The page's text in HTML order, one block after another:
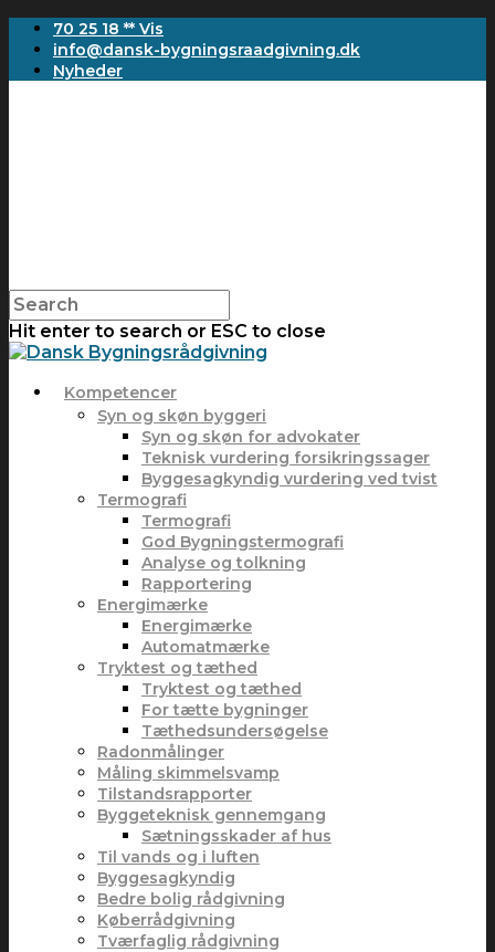
70 25 18 ** Vis
info@dansk-bygningsraadgivning.dk
Nyheder
Hit enter to search or ESC to close
Kompetencer
Syn og skøn byggeri
Syn og skøn for advokater
Teknisk vurdering forsikringssager
Byggesagkyndig vurdering ved tvist
Termografi
Termografi
God Bygningstermografi
Analyse og tolkning
Rapportering
Energimærke
Energimærke
Automatmærke
Tryktest og tæthed
Tryktest og tæthed
For tætte bygninger
Tæthedsundersøgelse
Radonmålinger
Måling skimmelsvamp
Tilstandsrapporter
Byggeteknisk gennemgang
Sætningsskader af hus
Til vands og i luften
Byggesagkyndig
Bedre bolig rådgivning
Køberrådgivning
Tværfaglig rådgivning